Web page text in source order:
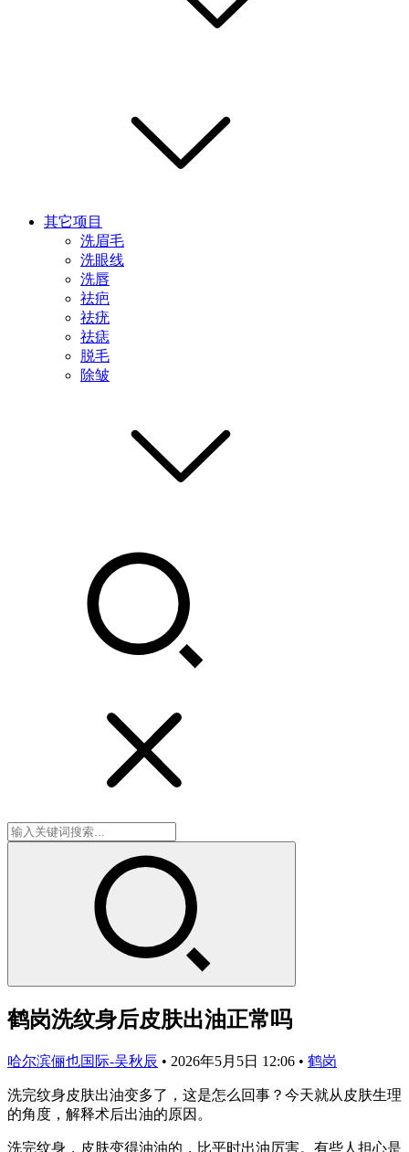
其它项目
洗眉毛
洗眼线
洗唇
祛疤
祛疣
祛痣
脱毛
除皱
鹤岗洗纹身后皮肤出油正常吗
哈尔滨俪也国际-吴秋辰 • 2026年5月5日 12:06 • 鹤岗
洗完纹身皮肤出油变多了，这是怎么回事？今天就从皮肤生理
的角度，解释术后出油的原因。
洗完纹身，皮肤变得油油的，比平时出油厉害。有些人担心是